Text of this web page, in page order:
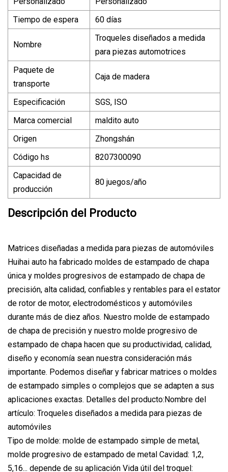
Tiempo de espera
60 días
Nombre
Troqueles diseñados a medida
para piezas automotrices
Paquete de
transporte
Caja de madera
Especificación
SGS, ISO
Marca comercial
maldito auto
Origen
Zhongshán
Código hs
8207300090
Capacidad de
producción
80 juegos/año
Descripción del Producto
Matrices diseñadas a medida para piezas de automóviles
Huihai auto ha fabricado moldes de estampado de chapa
única y moldes progresivos de estampado de chapa de
precisión, alta calidad, confiables y rentables para el estator
de rotor de motor, electrodomésticos y automóviles
durante más de diez años. Nuestro molde de estampado
de chapa de precisión y nuestro molde progresivo de
estampado de chapa hacen que su productividad, calidad,
diseño y economía sean nuestra consideración más
importante. Podemos diseñar y fabricar matrices o moldes
de estampado simples o complejos que se adapten a sus
aplicaciones exactas. Detalles del producto:Nombre del
artículo: Troqueles diseñados a medida para piezas de
automóviles
Tipo de molde: molde de estampado simple de metal,
molde progresivo de estampado de metal Cavidad: 1,2,
5,16... depende de su aplicación Vida útil del troquel: